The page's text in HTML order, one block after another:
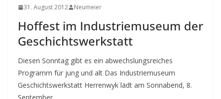
31. August 2012 Neumeier
Hoffest im Industriemuseum der
Geschichtswerkstatt
Diesen Sonntag gibt es ein abwechslungsreiches
Programm für jung und alt Das Industriemuseum
Geschichtswerkstatt Herrenwyk lädt am Sonnabend, 8.